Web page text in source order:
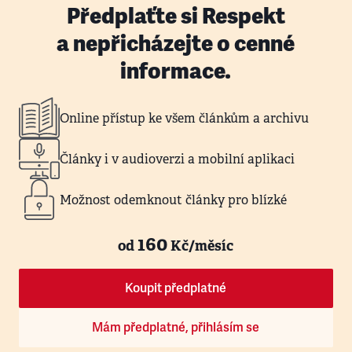
Předplaťte si Respekt
a nepřicházejte o cenné
informace.
Online přístup ke všem článkům a archivu
Články i v audioverzi a mobilní aplikaci
Možnost odemknout články pro blízké
od160Kč/měsíc
Koupit předplatné
Mám předplatné, přihlásím se